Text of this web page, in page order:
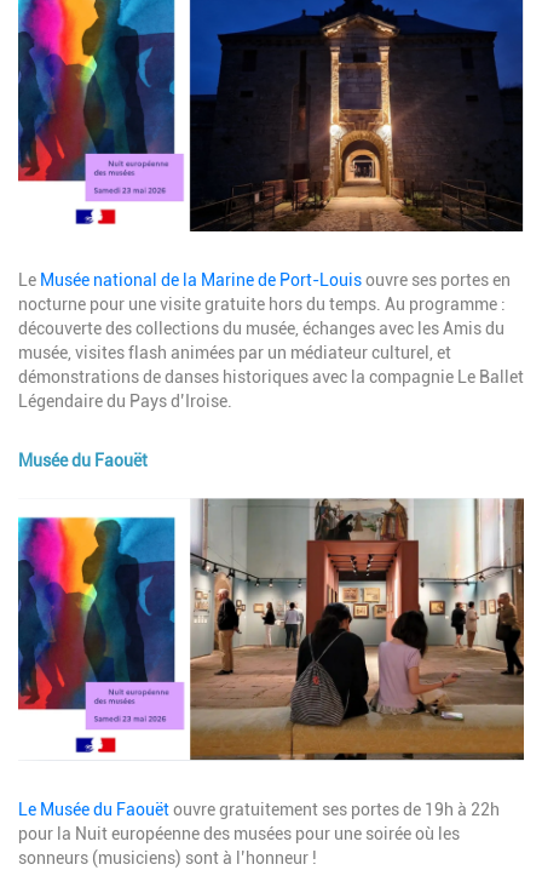
Description
Le Musée national de la Marine de Port-Louisouvre ses portes en
nocturne pour une visite gratuite hors du temps. Au programme :
découverte des collections du musée, échanges avec les Amis du
musée, visites flash animées par un médiateur culturel, et
démonstrations de danses historiques avec la compagnie Le Ballet
Légendaire du Pays d’Iroise.
Musée du Faouët
Description
Le Musée du Faouëtouvre gratuitement ses portes de 19h à 22h
pour la Nuit européenne des musées pour une soirée où les
sonneurs (musiciens) sont à l’honneur !